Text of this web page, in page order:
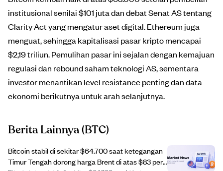
institusional senilai $101 juta dan debat Senat AS tentang
Clarity Act yang mengatur aset digital. Ethereum juga
menguat, sehingga kapitalisasi pasar kripto mencapai
$2,19 triliun. Pemulihan pasar ini sejalan dengan kemajuan
regulasi dan rebound saham teknologi AS, sementara
investor menantikan level resistance penting dan data
ekonomi berikutnya untuk arah selanjutnya.
Berita Lainnya(BTC)
Bitcoin stabil di sekitar $64.700 saat ketegangan
Timur Tengah dorong harga Brent di atas $83 per